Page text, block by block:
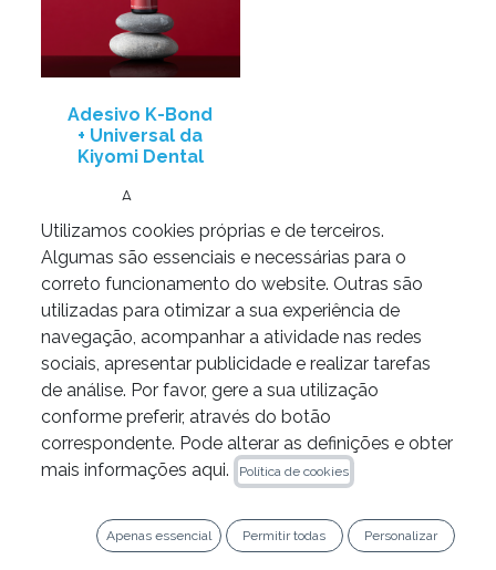
Adesivo K-Bond
+ Universal da
Kiyomi Dental
A
partir
de
36,70€
Adicione ao
carrinho
Política de Privacidade
Utilizamos cookies próprias e de terceiros.
Algumas são essenciais e necessárias para o
correto funcionamento do website. Outras são
utilizadas para otimizar a sua experiência de
navegação, acompanhar a atividade nas redes
sociais, apresentar publicidade e realizar tarefas
de análise. Por favor, gere a sua utilização
conforme preferir, através do botão
correspondente. Pode alterar as definições e obter
mais informações aqui.
Política de cookies
Apenas essencial Permitir todas Personalizar